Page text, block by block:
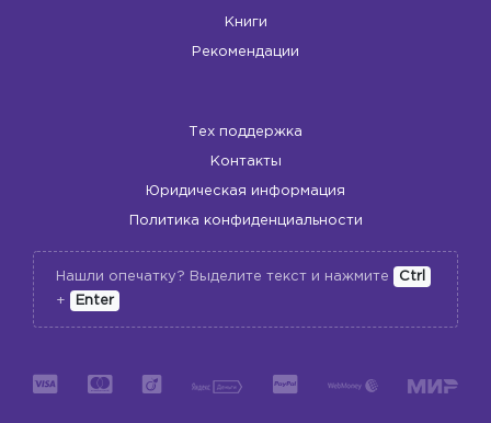
Книги
Рекомендации
Тех поддержка
Контакты
Юридическая информация
Политика конфиденциальности
Нашли опечатку? Выделите текст и нажмите
Ctrl
+
Enter